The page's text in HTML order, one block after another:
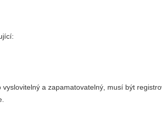
a zapamatovatelný, musí být